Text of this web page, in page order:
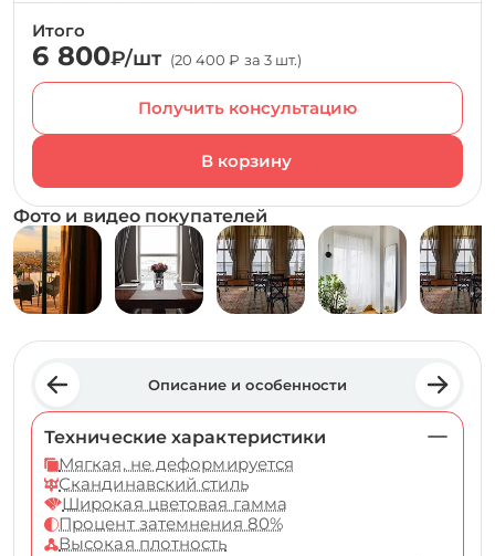
Итого
6 800₽/шт (20 400 ₽ за 3 шт.)
Получить консультацию
Фото и видео покупателей
Описание и особенности
Технические характеристики
Мягкая, не деформируется
Скандинавский стиль
Широкая цветовая гамма
Процент затемнения 80%
Высокая плотность